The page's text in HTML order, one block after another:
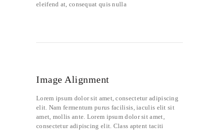
eleifend at, consequat quis nulla
Image Alignment
Lorem ipsum dolor sit amet, consectetur adipiscing
elit. Nam fermentum purus facilisis, iaculis elit sit
amet, mollis ante. Lorem ipsum dolor sit amet,
consectetur adipiscing elit. Class aptent taciti